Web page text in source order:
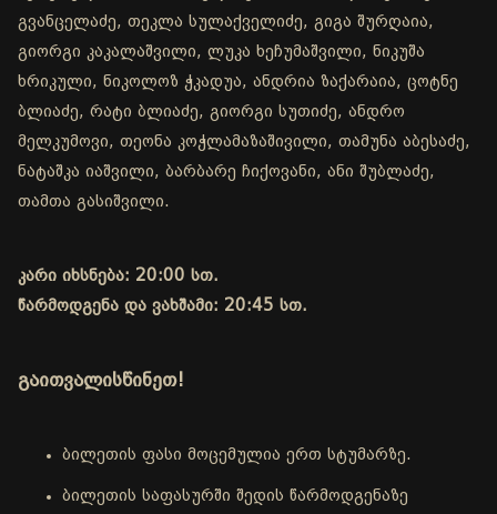
გვანცელაძე, თეკლა სულაქველიძე, გიგა შურღაია,
გიორგი კაკალაშვილი, ლუკა ხეჩუმაშვილი, ნიკუშა
ხრიკული, ნიკოლოზ ჭკადუა, ანდრია ზაქარაია, ცოტნე
ბლიაძე, რატი ბლიაძე, გიორგი სუთიძე, ანდრო
მელკუმოვი, თეონა კოჭლამაზაშივილი, თამუნა აბესაძე,
ნატაშკა იაშვილი, ბარბარე ჩიქოვანი, ანი შუბლაძე,
თამთა გასიშვილი.
კარი იხსნება: 20:00 სთ.
წარმოდგენა და ვახშამი: 20:45 სთ.
გაითვალისწინეთ!
ბილეთის ფასი მოცემულია ერთ სტუმარზე.
ბილეთის საფასურში შედის წარმოდგენაზე